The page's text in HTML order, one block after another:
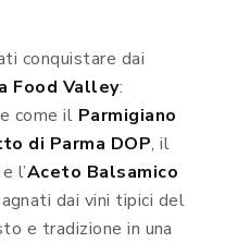
conquistare dai
Food Valley:
come il Parmigiano
di Parma DOP, il
e l’Aceto Balsamico
dai vini tipici del
e tradizione in una